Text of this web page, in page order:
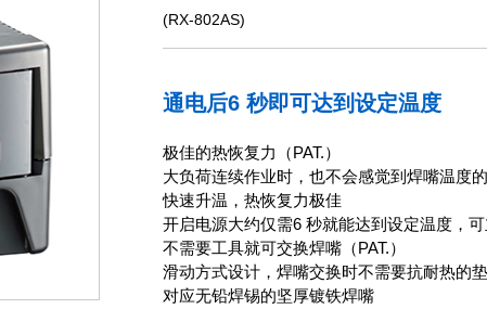
(RX-802AS)
通电后6 秒即可达到设定温度
极佳的热恢复力（PAT.）
大负荷连续作业时，也不会感觉到焊嘴温度
快速升温，热恢复力极佳
开启电源大约仅需6 秒就能达到设定温度，可
不需要工具就可交换焊嘴（PAT.）
滑动方式设计，焊嘴交换时不需要抗耐热的垫
对应无铅焊锡的坚厚镀铁焊嘴